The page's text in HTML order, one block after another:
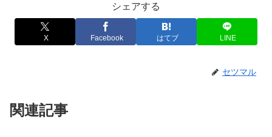
シェアする
X Facebook はてブ LINE
セツマル
関連記事